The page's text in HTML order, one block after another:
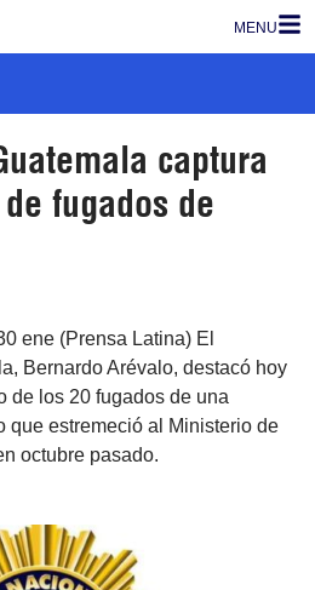
MENU
captura
fugados de
ene (Prensa Latina) El
Bernardo Arévalo, destacó hoy
de los 20 fugados de una
que estremeció al Ministerio de
octubre pasado.